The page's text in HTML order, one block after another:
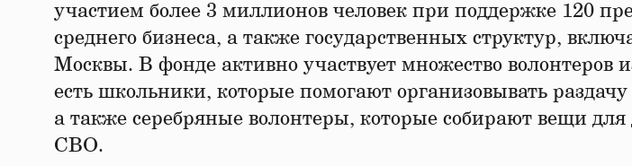
участием более 3 миллионов человек при поддержке 120
среднего бизнеса, а также государственных структур,
Москвы. В фонде активно участвует множество волонтеров
есть школьники, которые помогают организовывать
а также серебряные волонтеры, которые собирают вещи для
СВО.